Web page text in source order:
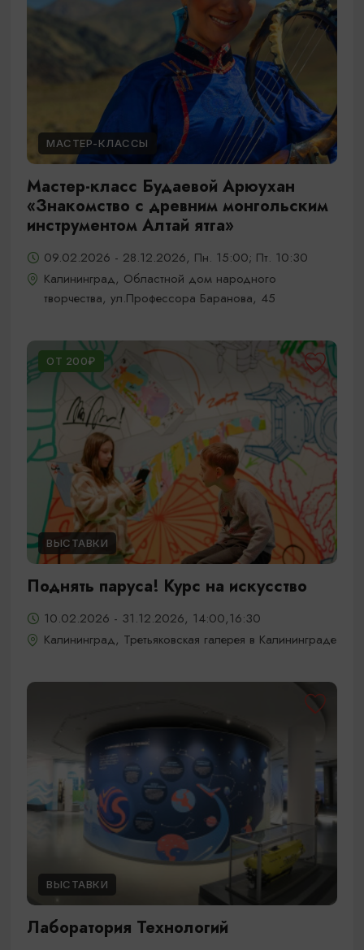
МАСТЕР-КЛАССЫ
Мастер-класс Будаевой Арюухан
«Знакомство с древним монгольским
инструментом Алтай ятга»
09.02.2026 - 28.12.2026, Пн. 15:00; Пт. 10:30
Калининград, Областной дом народного
творчества, ул.Профессора Баранова, 45
ОТ 200₽
ВЫСТАВКИ
Поднять паруса! Курс на искусство
10.02.2026 - 31.12.2026, 14:00,16:30
Калининград, Третьяковская галерея в Калининграде
ВЫСТАВКИ
Лаборатория Технологий